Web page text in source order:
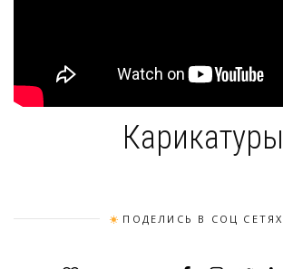
Карикатуры
ПОДЕЛИСЬ В СОЦ СЕТЯХ